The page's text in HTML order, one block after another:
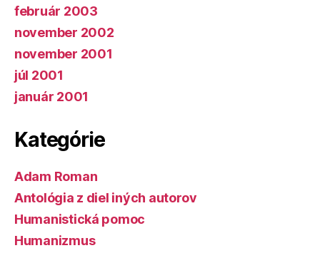
február 2003
november 2002
november 2001
júl 2001
január 2001
Kategórie
Adam Roman
Antológia z diel iných autorov
Humanistická pomoc
Humanizmus